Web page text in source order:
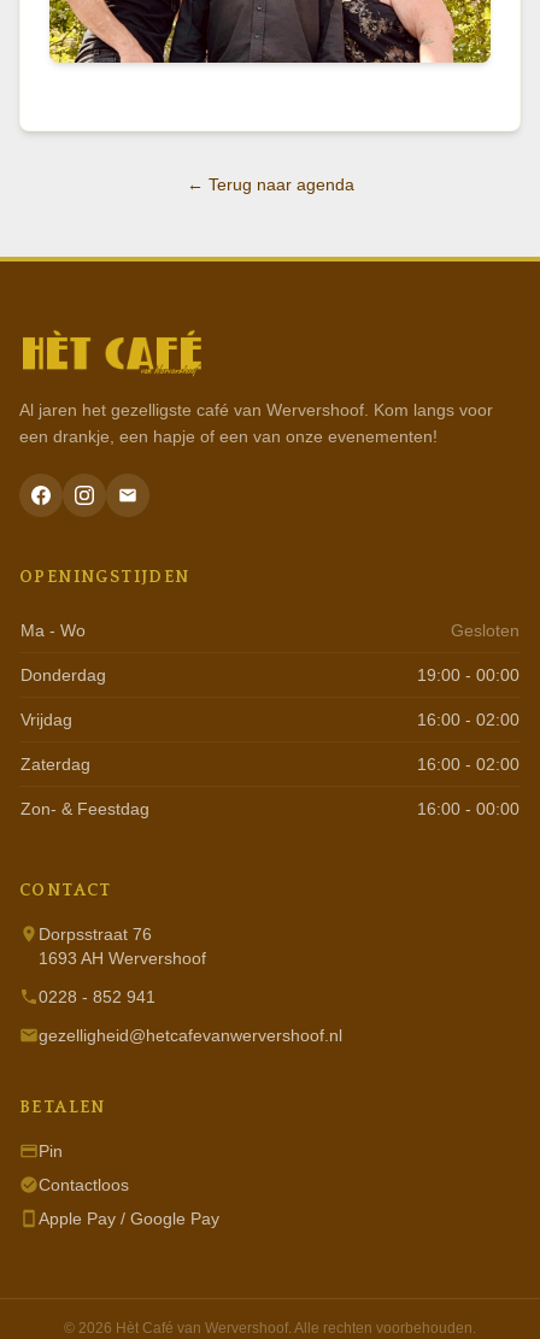
← Terug naar agenda
Al jaren het gezelligste café van Wervershoof. Kom langs voor
een drankje, een hapje of een van onze evenementen!
OPENINGSTIJDEN
Ma - Wo Gesloten
Donderdag 19:00 - 00:00
Vrijdag 16:00 - 02:00
Zaterdag 16:00 - 02:00
Zon- & Feestdag 16:00 - 00:00
CONTACT
Dorpsstraat 76
1693 AH Wervershoof
0228 - 852 941
gezelligheid@hetcafevanwervershoof.nl
BETALEN
Pin
Contactloos
Apple Pay / Google Pay
© 2026 Hèt Café van Wervershoof. Alle rechten voorbehouden.